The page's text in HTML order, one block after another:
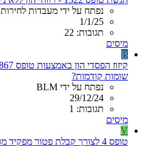
נפתח על ידי מעבדות לחירות
1/1/25
תגובות: 22
מיסים
B
שומות קודמות?
נפתח על ידי BLM
29/12/24
תגובות: 1
מיסים
V
טופס 4 לצורך קבלת פטור מפקיד מס שומה על כספי פיצויים